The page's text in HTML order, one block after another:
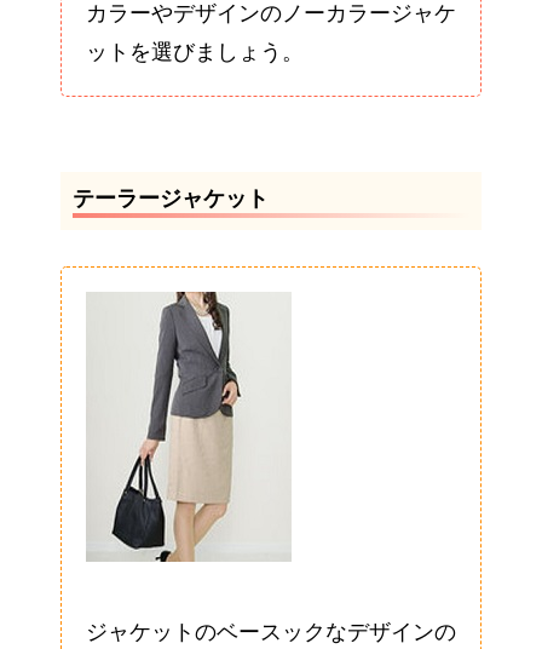
カラーやデザインのノーカラージャケ
ットを選びましょう。
テーラージャケット
ジャケットのベースックなデザインの